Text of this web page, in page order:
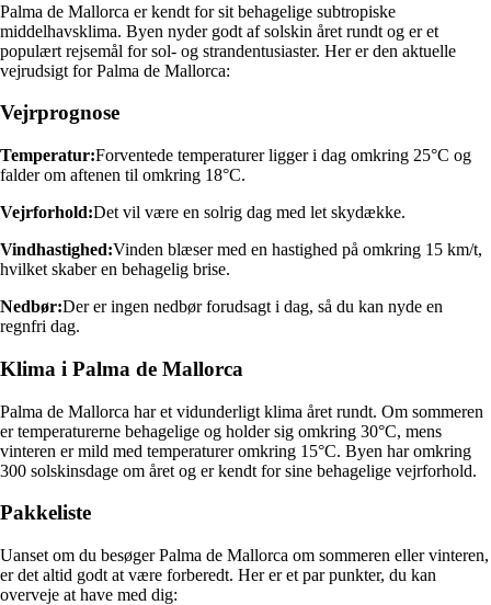
Palma de Mallorca er kendt for sit behagelige subtropiske
middelhavsklima. Byen nyder godt af solskin året rundt og er et
populært rejsemål for sol- og strandentusiaster. Her er den aktuelle
vejrudsigt for Palma de Mallorca:
Vejrprognose
Temperatur:Forventede temperaturer ligger i dag omkring 25°C og
falder om aftenen til omkring 18°C.
Vejrforhold:Det vil være en solrig dag med let skydække.
Vindhastighed:Vinden blæser med en hastighed på omkring 15 km/t,
hvilket skaber en behagelig brise.
Nedbør:Der er ingen nedbør forudsagt i dag, så du kan nyde en
regnfri dag.
Klima i Palma de Mallorca
Palma de Mallorca har et vidunderligt klima året rundt. Om sommeren
er temperaturerne behagelige og holder sig omkring 30°C, mens
vinteren er mild med temperaturer omkring 15°C. Byen har omkring
300 solskinsdage om året og er kendt for sine behagelige vejrforhold.
Pakkeliste
Uanset om du besøger Palma de Mallorca om sommeren eller vinteren,
er det altid godt at være forberedt. Her er et par punkter, du kan
overveje at have med dig: